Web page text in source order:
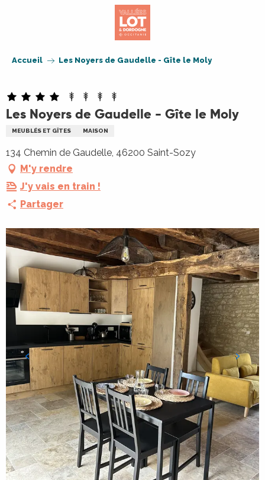
Accueil Les Noyers de Gaudelle - Gîte le Moly
Les Noyers de Gaudelle - Gîte le Moly
MEUBLÉS ET GÎTES MAISON
134 Chemin de Gaudelle, 46200 Saint-Sozy
M'y rendre
J'y vais en train !
Partager